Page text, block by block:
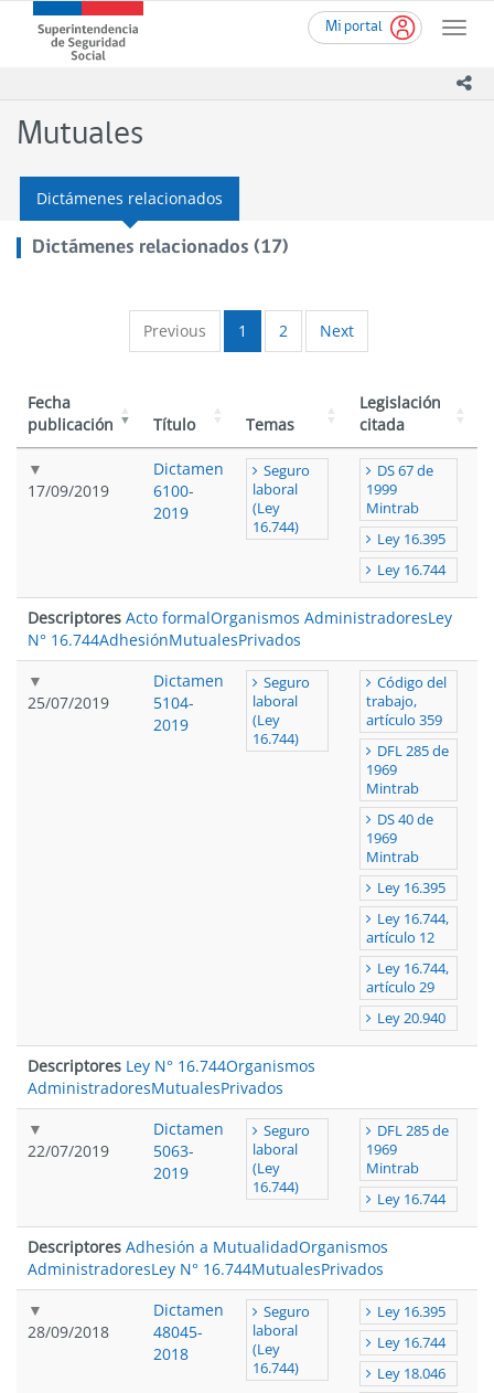
contenido
Mi portal
Toggle
Superintendencia
de
-
de
Chile
Mutuales
Dictámenes relacionados
Dictámenes relacionados (17)
Previous 1 2 Next
Fecha
publicación
Título Temas
Legislación
citada
17/09/2019
Dictamen
6100-
2019
Seguro
laboral
(Ley
16.744)
DS 67 de
1999
Mintrab
Ley 16.395
Ley 16.744
Descriptores Acto formalOrganismos AdministradoresLey
N° 16.744AdhesiónMutualesPrivados
25/07/2019
Dictamen
5104-
2019
Seguro
laboral
(Ley
16.744)
Código del
trabajo,
artículo 359
DFL 285 de
1969
Mintrab
DS 40 de
1969
Mintrab
Ley 16.395
Ley 16.744,
artículo 12
Ley 16.744,
artículo 29
Ley 20.940
Descriptores Ley N° 16.744Organismos
AdministradoresMutualesPrivados
22/07/2019
Dictamen
5063-
2019
Seguro
laboral
(Ley
16.744)
DFL 285 de
1969
Mintrab
Ley 16.744
Descriptores Adhesión a MutualidadOrganismos
AdministradoresLey N° 16.744MutualesPrivados
28/09/2018
Dictamen
48045-
2018
Seguro
laboral
(Ley
16.744)
Ley 16.395
Ley 16.744
Ley 18.046